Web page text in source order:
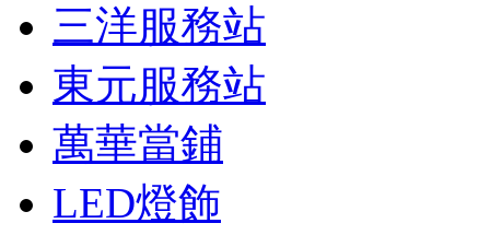
三洋服務站
東元服務站
萬華當鋪
LED燈飾